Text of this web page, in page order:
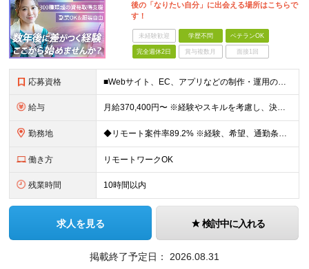
後の「なりたい自分」に出会える場所はこちらで
す！
未経験歓迎 学歴不問 ベテランOK
完全週休2日 賞与複数月 面接1回
応募資格 ■Webサイト、EC、アプリなどの制作・運用のディレクションに関わった実務経験をお持ちの方（目安1年以上） ◆HTML、CSS、JavaScriptに関する基礎知識 ■学歴不問 Webディレクターの
給与 月給370,400円〜 ※経験やスキルを考慮し、決定いたします ※上記金額には固定残業代（30時間分/70,400円～）を含みます。超過分は別途全額支給いたします ※試用期間6カ月あり（期間中の給与・
勤務地 ◆リモート案件率89.2% ※経験、希望、通勤条件、案件状況を踏まえて配属先を決定します ※転居を伴う転勤はありません 一都三県のクライアント先＋在宅勤務（案件により異なります） 【本社】東京都千代
働き方 リモートワークOK
残業時間 10時間以内
求人を見る 検討中に入れる
掲載終了予定日： 2026.08.31